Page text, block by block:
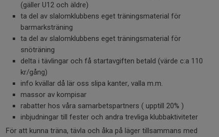
(gäller U12 och äldre)
ta del av slalomklubbens eget träningsmaterial för
barmarksträning
ta del av slalomklubbens eget träningsmaterial för
snöträning
delta i tävlingar och få startavgiften betald (värde c:a 110
kr/gång)
info kvällar då lär oss slipa kanter, valla m.m.
massor av kompisar
rabatter hos våra samarbetspartners ( upptill 20% )
inbjudningar till fester och andra trevliga klubbaktiviteter
För att kunna träna, tävla och åka på läger tillsammans med